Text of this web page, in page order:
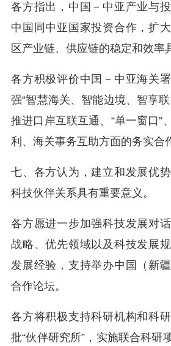
各方指出，中国－中亚产业与
中国同中亚国家投资合作，扩
区产业链、供应链的稳定和效率
各方积极评价中国－中亚海关
强“智慧海关、智能边境、智享
推进口岸互联互通、“单一窗口”
利、海关事务互助方面的务实合
七、各方认为，建立和发展优
科技伙伴关系具有重要意义。
各方愿进一步加强科技发展对
战略、优先领域以及科技发展
发展经验，支持举办中国（新
合作论坛。
各方将积极支持科研机构和科
批“伙伴研究所”，实施联合科研